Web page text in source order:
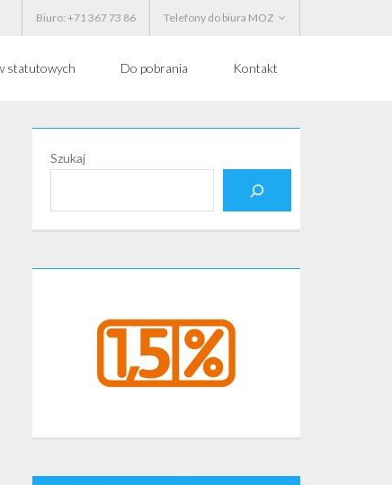
Biuro: +71 367 73 86 Telefony do biura MOZ
statutowych Do pobrania Kontakt
Szukaj